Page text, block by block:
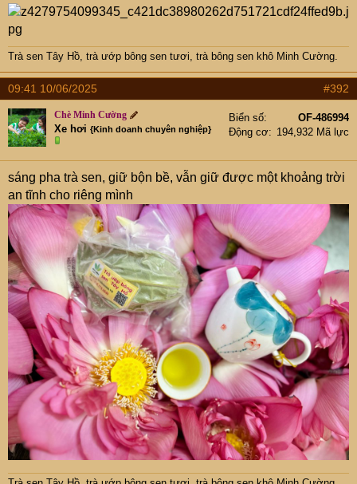
Trà sen Tây Hồ trà ướp bông sen tươi trà bông sen khô Minh Cường
09:41 10/06/2025 #392
Chè Minh Cường
Xe hơi {Kinh doanh chuyên nghiệp}
Biển số
OF-486994
Động cơ
194,932 Mã lực
sáng pha trà sen, giữ bộn bề, vẫn giữ được một khoảng trời
an tĩnh cho riêng mình